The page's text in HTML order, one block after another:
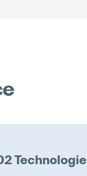
Technologie